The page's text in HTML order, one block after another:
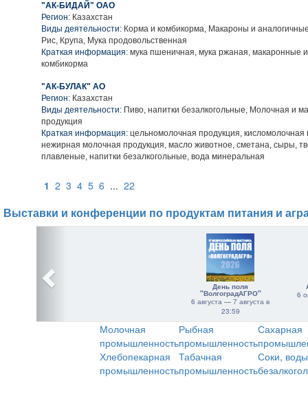
"АК-БИДАЙ" ОАО
Регион: Казахстан
Виды деятельности: Корма и комбикорма, Макароны и
Рис, Крупа, Мука продовольственная
Краткая информация: мука пшеничная, мука ржаная, макаронные
комбикорма
"АК-БУЛАК" АО
Регион: Казахстан
Виды деятельности: Пиво, напитки безалкогольные, Молочная и
продукция
Краткая информация: цельномолочная продукция, кисломолочная
нежирная молочная продукция, масло животное, сметана, сыры,
плавленые, напитки безалкогольные, вода минеральная
1 2 3 4 5 6 ... 22
Выставки и конференции по продуктам питания и
День поля
"ВолгоградАГРО"
6 августа — 7 августа в
23:59
6
Молочная
промышленность
Рыбная
промышленность
Сахарная
Хлебопекарная
промышленность
Табачная
промышленность
Соки,